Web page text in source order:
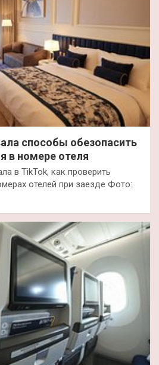
способы обезопасить
в номере отеля
в TikTok, как проверить
отелей при заезде Фото: